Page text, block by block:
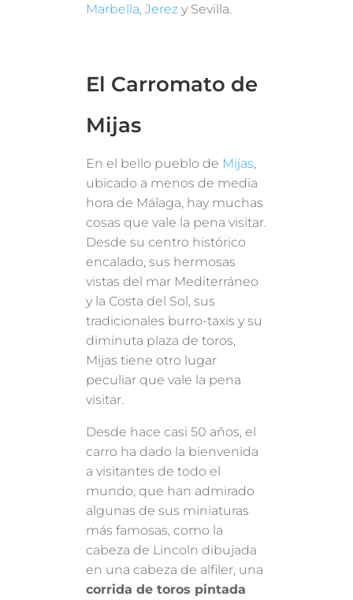
Marbella,Jerez y Sevilla.
El Carromato de
Mijas
En el bello pueblo de Mijas,
ubicado a menos de media
hora de Málaga, hay muchas
cosas que vale la pena visitar.
Desde su centro histórico
encalado, sus hermosas
vistas del mar Mediterráneo
y la Costa del Sol, sus
tradicionales burro-taxis y su
diminuta plaza de toros,
Mijas tiene otro lugar
peculiar que vale la pena
visitar.
Desde hace casi 50 años, el
carro ha dado la bienvenida
a visitantes de todo el
mundo, que han admirado
algunas de sus miniaturas
más famosas, como la
cabeza de Lincoln dibujada
en una cabeza de alfiler, una
corrida de toros pintada